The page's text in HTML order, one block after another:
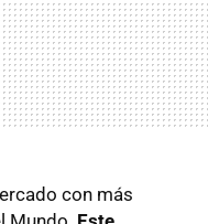
con más